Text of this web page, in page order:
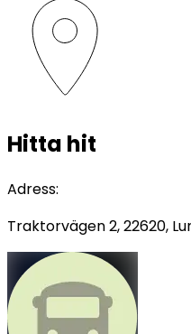
Hitta hit
Adress:
Traktorvägen 2, 22620,